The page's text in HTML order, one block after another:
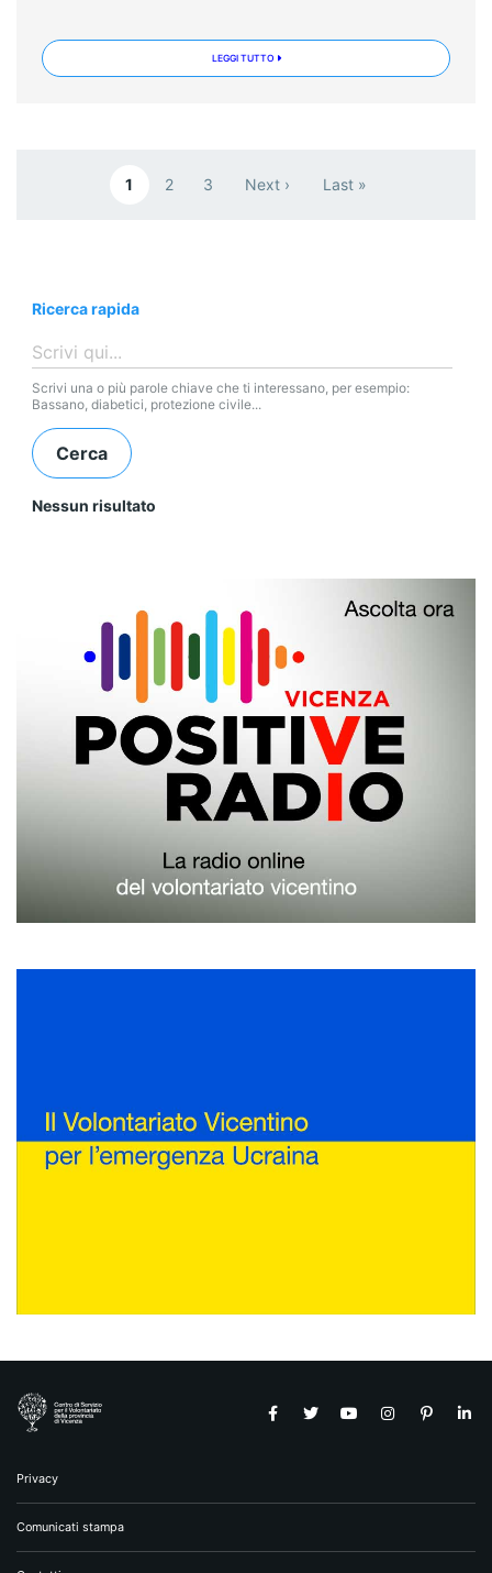
LEGGI TUTTO
Pagina attuale
1 Page
2 Page
3 Pagina successiva
Next › Ultima pagina
Last »
Ricerca rapida
Scrivi una o più parole chiave che ti interessano, per esempio:
Bassano, diabetici, protezione civile...
Nessun risultato
Privacy
Comunicati stampa